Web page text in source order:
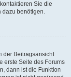
Sie die
dazu benötigen.
der Beitragsansicht
erste Seite des Forums
dann ist die Funktion